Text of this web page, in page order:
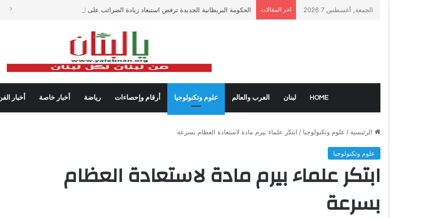
الجمعة, أغسطس 7 2026 اخر المقالات الحكومة البريطانية الجديدة ترفض استبعاد زيادة الضرائب على البنوك
HOME لبنان العرب والعالم علوم وتكنولوجيا أرقام وإحصاءات رياضة أخبار خاصة أخبار
الرئيسية / علوم وتكنولوجيا / ابتكر علماء بيرم مادة لاستعادة العظام بسرعة
علوم وتكنولوجيا
ابتكر علماء بيرم مادة لاستعادة العظام
بسرعة